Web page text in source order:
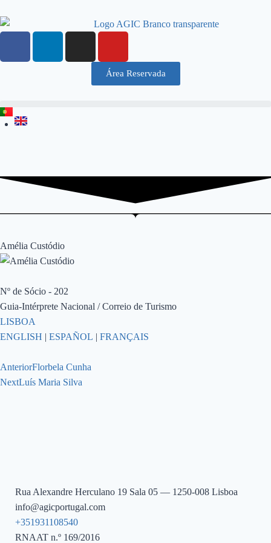
Área Reservada
Amélia Custódio
Nº de Sócio - 202
Guia-Intérprete Nacional / Correio de Turismo
LISBOA
ENGLISH | ESPAÑOL | FRANÇAIS
AnteriorFlorbela Cunha
NextLuís Maria Silva
Rua Alexandre Herculano 19 Sala 05 — 1250-008 Lisboa
info@agicportugal.com
+351931108540
RNAAT n.º 169/2016